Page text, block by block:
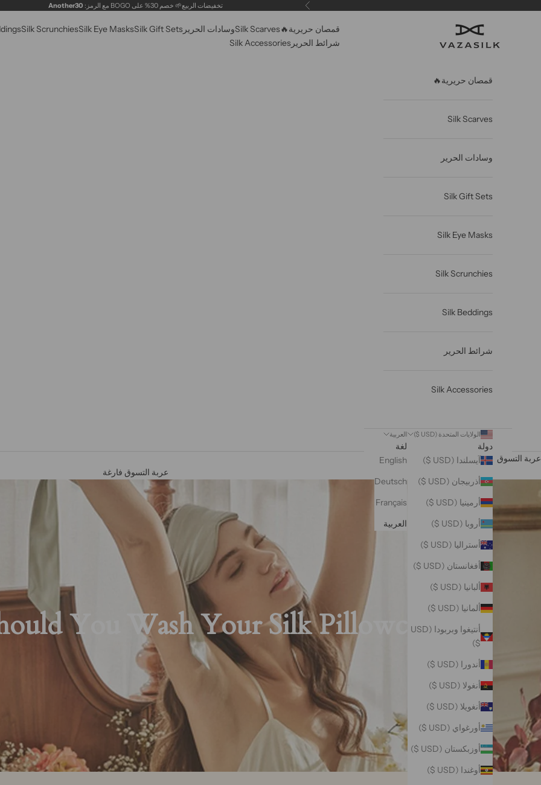
سابق تخفيضات الربيع🌱 خصم 30% على BOGO مع الرمز: Another30
VAZASILK قمصان حريرية🔥Silk Scarvesوسادات الحرير Silk Gift Sets
Silk Eye Masks
Silk Scrunchies
شرائط الحرير Silk Accessories
قمصان حريرية🔥
Silk Scarves
وسادات الحرير
Silk Gift Sets
Silk Eye Masks
Silk Scrunchies
Silk Beddings
شرائط الحرير
Silk Accessories
الولايات المتحدة (USD $)
دولة
آيسلندا (USD $)
أذربيجان (USD $)
أرمينيا (USD $)
أروبا (USD $)
أستراليا (USD $)
أفغانستان (USD $)
ألبانيا (USD $)
ألمانيا (USD $)
أنتيغوا وبربودا (USD
$)
أندورا (USD $)
أنغولا (USD $)
أنغويلا (USD $)
أورغواي (USD $)
أوزبكستان (USD $)
أوغندا (USD $)
العربية
لغة
English
Deutsch
Français
العربية
عربة التسوق
عربة التسوق فارغة
You Wash Your Silk Pillowcase?